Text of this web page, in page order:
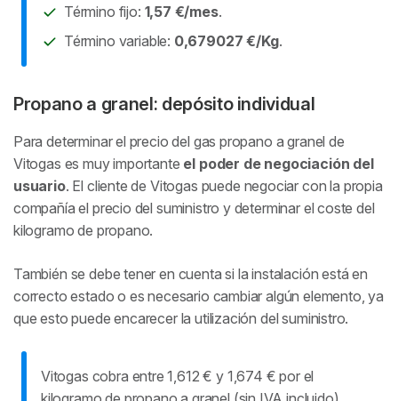
Término fijo: 1,57 €/mes.
Término variable: 0,679027 €/Kg.
Propano a granel: depósito individual
Para determinar el precio del gas propano a granel de
Vitogas es muy importante el poder de negociación del
usuario. El cliente de Vitogas puede negociar con la propia
compañía el precio del suministro y determinar el coste del
kilogramo de propano.
También se debe tener en cuenta si la instalación está en
correcto estado o es necesario cambiar algún elemento, ya
que esto puede encarecer la utilización del suministro.
Vitogas cobra entre 1,612 € y 1,674 € por el